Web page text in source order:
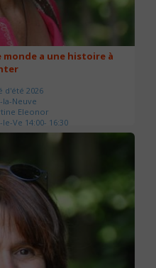
monde a une histoire à
d'été 2026
la-Neuve
Eleonor
Ve 14:00- 16:30
séances : 3